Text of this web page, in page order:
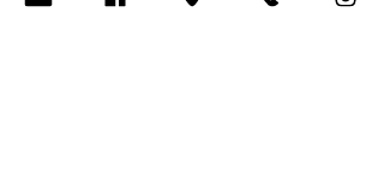
des temps d’échange et de soutien